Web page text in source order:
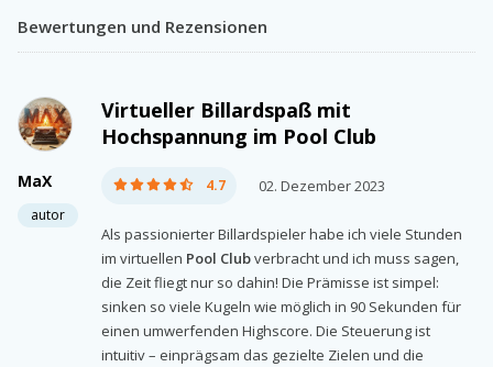
Bewertungen und Rezensionen
MaX
autor
Virtueller Billardspaß mit
Hochspannung im Pool Club
4.7 02. Dezember 2023
Als passionierter Billardspieler habe ich viele Stunden
im virtuellen Pool Clubverbracht und ich muss sagen,
die Zeit fliegt nur so dahin! Die Prämisse ist simpel:
sinken so viele Kugeln wie möglich in 90 Sekunden für
einen umwerfenden Highscore. Die Steuerung ist
intuitiv – einprägsam das gezielte Zielen und die